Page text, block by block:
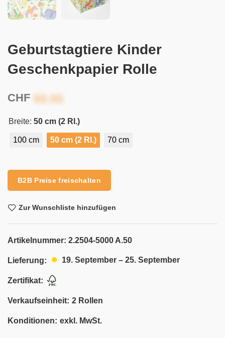
Geburtstagtiere Kinder
Geschenkpapier Rolle
CHF
Breite: 50 cm (2 Rl.)
100 cm 50 cm (2 Rl.) 70 cm
B2B Preise freischalten
Zur Wunschliste hinzufügen
Artikelnummer: 2.2504-5000 A.50
Lieferung: 19. September – 25. September
Zertifikat:
Verkaufseinheit: 2 Rollen
Konditionen: exkl. MwSt.